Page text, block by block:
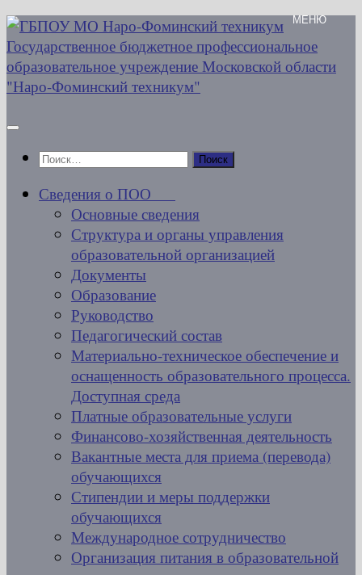
Перейти
к
содержимому
Найти:
Сведения о ПОО
Основные сведения
Структура и органы управления
образовательной организацией
Документы
Образование
Руководство
Педагогический состав
Материально-техническое обеспечение и
оснащенность образовательного процесса.
Доступная среда
Платные образовательные услуги
Финансово-хозяйственная деятельность
Вакантные места для приема (перевода)
обучающихся
Стипендии и меры поддержки
обучающихся
Международное сотрудничество
Организация питания в образовательной